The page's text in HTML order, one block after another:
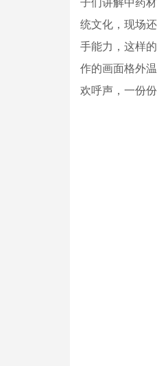
统文化，现场
手能力，这样
作的画面格外
欢呼声，一份